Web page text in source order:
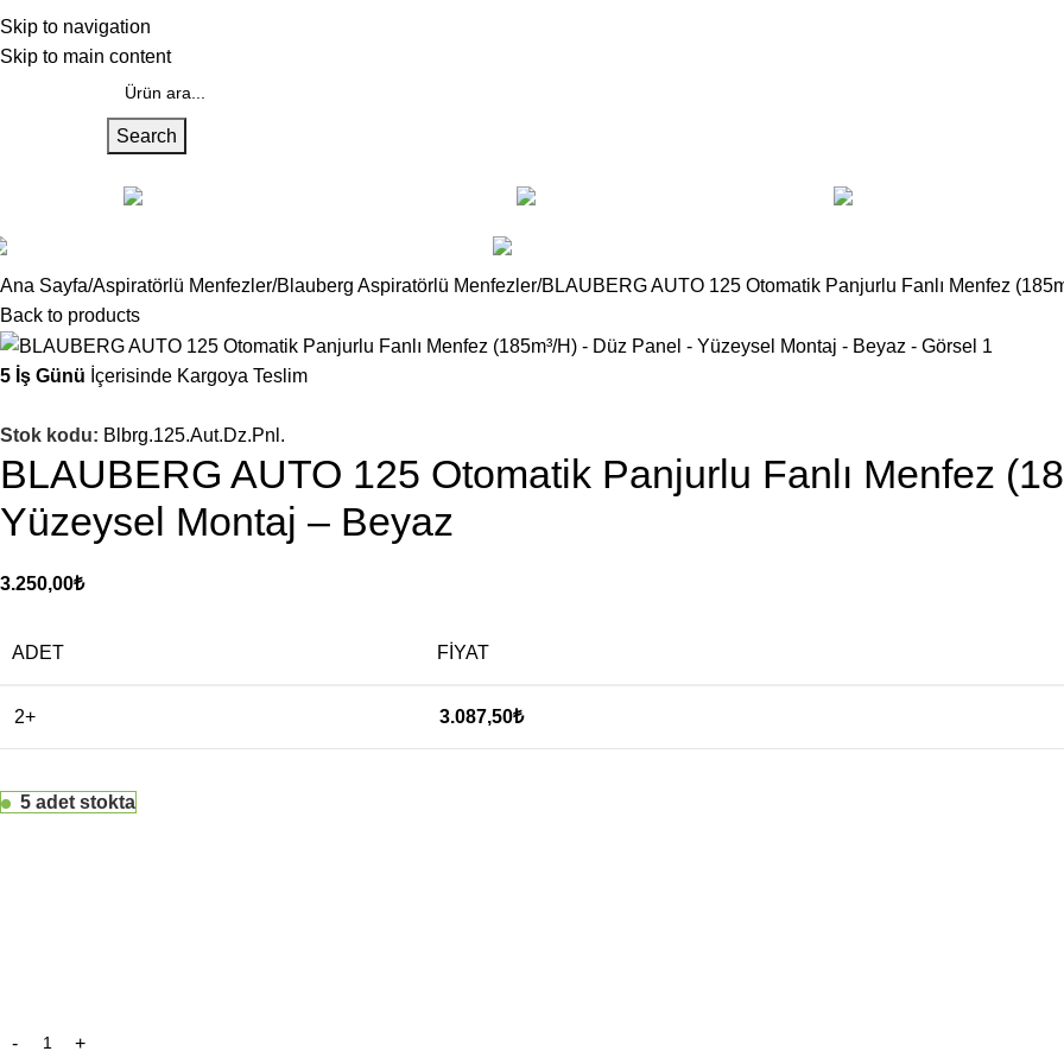
Skip to navigation
Skip to main content
Search
Ana Sayfa Aspiratörlü Menfezler Blauberg Aspiratörlü Menfezler BLAUBERG AUTO 125 Otomatik Panjurlu Fanlı Menfez
Back to products
5 İş Günü İçerisinde Kargoya Teslim
Stok kodu: Blbrg.125.Aut.Dz.Pnl.
BLAUBERG AUTO 125 Otomatik Panjurlu Fanlı Menfez
Yüzeysel Montaj – Beyaz
3.250,00₺
ADET FIYAT
2+ 3.087,50₺
5 adet stokta